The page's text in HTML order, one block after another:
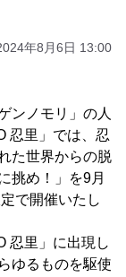
年8月6日 13:00
ンノモリ」の人
忍里」では、忍
た世界からの脱
挑め！」を9月
で開催いたし
忍里」に出現し
ゆるものを駆使